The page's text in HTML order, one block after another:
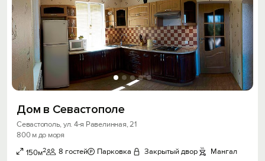
Дом в Севастополе
Севастополь, ул. 4-я Равелинная, 21
800 м до моря
150м2 8 гостей Парковка Закрытый двор Мангал